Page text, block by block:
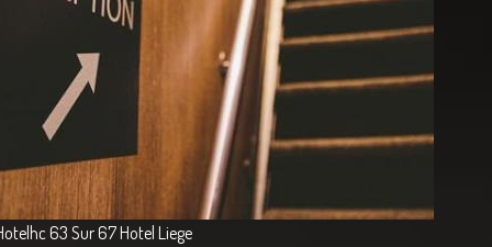
63 Sur 67 Hotel Liege